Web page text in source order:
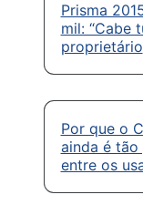
Prisma
mil: “Cabe
proprietário
Por que o
ainda é
entre os